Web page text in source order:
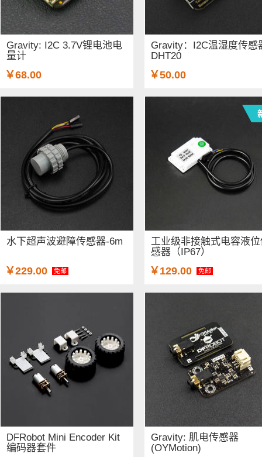
Gravity: I2C 3.7V锂电池电
量计
￥68.00
Gravity：I2C温湿度传感
DHT20
￥50.00
水下超声波避障传感器-6m
￥229.00 免邮
工业级非接触式电容液
感器（IP67）
￥129.00 免邮
DFRobot Mini Encoder Kit
编码器套件
Gravity: 肌电传感器
(OYMotion)